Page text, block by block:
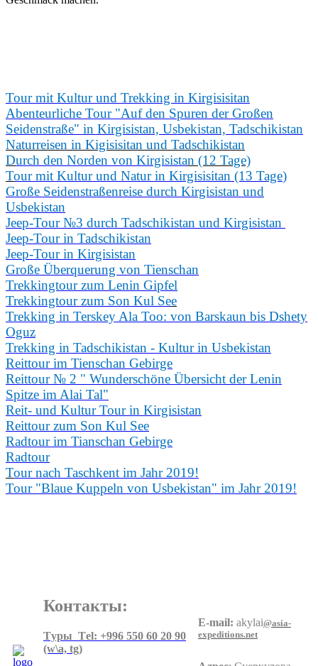
Tour mit Kultur und Trekking in Kirgisisitan
Abenteurliche Tour "Auf den Spuren der Großen
Seidenstraße" in Kirgisistan, Usbekistan, Tadschikistan
Naturreisen in Kigisisitan und Tadschikistan
Durch den Norden von Kirgisistan (12 Tage)
Tour mit Kultur und Natur in Kirgisisitan (13 Tage)
Große Seidenstraßenreise durch Kirgisistan und
Usbekistan
Jeep-Tour №3 durch Tadschikistan und Kirgisistan
Jeep-Tour in Tadschikistan
Jeep-Tour in Kirgisistan
Große Überquerung von Tienschan
Trekkingtour zum Lenin Gipfel
Trekkingtour zum Son Kul See
Trekking in Terskey Ala Too: von Barskaun bis Dshety
Oguz
Trekking in Tadschikistan - Kultur in Usbekistan
Reittour im Tienschan Gebirge
Reittour № 2 " Wunderschöne Übersicht der Lenin
Spitze im Alai Tal"
Reit- und Kultur Tour in Kirgisistan
Reittour zum Son Kul See
Radtour im Tianschan Gebirge
Radtour
Tour nach Taschkent im Jahr 2019!
Tour "Blaue Kuppeln von Usbekistan" im Jahr 2019!
Контакты:
Tуры Тel: +996 550 60 20 90
(w\a, tg)
E-mail: akylai@asia-
expeditions.net